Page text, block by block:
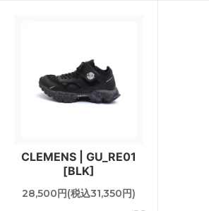
CLEMENS | GU_RE01
[BLK]
28,500円(税込31,350円)